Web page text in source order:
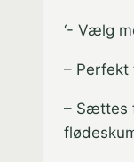
‘- Vælg
– Perfekt
– Sættes